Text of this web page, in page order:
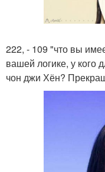
222, - 109 "что вы
вашей логике, у
чон джи Хён?